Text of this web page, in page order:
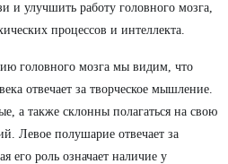
и улучшить работу головного мозга,
процессов и интеллекта.
головного мозга мы видим, что
отвечает за творческое мышление.
а также склонны полагаться на свою
Левое полушарие отвечает за
его роль означает наличие у